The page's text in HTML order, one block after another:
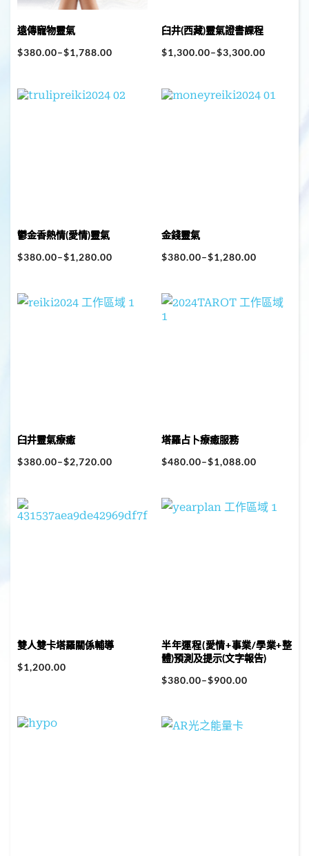
遠傳寵物靈氣
$380.00–$1,788.00
臼井(西藏)靈氣證書課程
$1,300.00–$3,300.00
鬱金香熱情(愛情)靈氣
$380.00–$1,280.00
金錢靈氣
$380.00–$1,280.00
臼井靈氣療癒
$380.00–$2,720.00
塔羅占卜療癒服務
$480.00–$1,088.00
雙人雙卡塔羅關係輔導
$1,200.00
半年運程(愛情+事業/學業+整
體)預測及提示(文字報告)
$380.00–$900.00